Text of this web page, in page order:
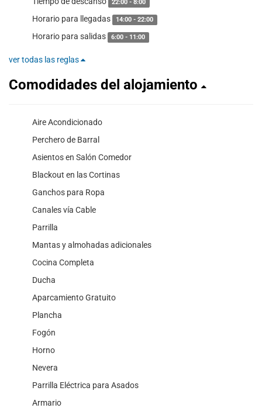
22:00 - 8:00
Horario para llegadas 14:00 - 22:00
Horario para salidas 6:00 - 11:00
ver todas las reglas
Comodidades del alojamiento
Aire Acondicionado
Perchero de Barral
Asientos en Salón Comedor
Blackout en las Cortinas
Ganchos para Ropa
Canales vía Cable
Parrilla
Mantas y almohadas adicionales
Cocina Completa
Ducha
Aparcamiento Gratuito
Plancha
Fogón
Horno
Nevera
Parrilla Eléctrica para Asados
Armario